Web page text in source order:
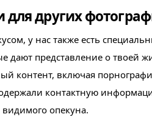
других
у нас также есть
дают представление о
контент, включая
контактную
опекуна.